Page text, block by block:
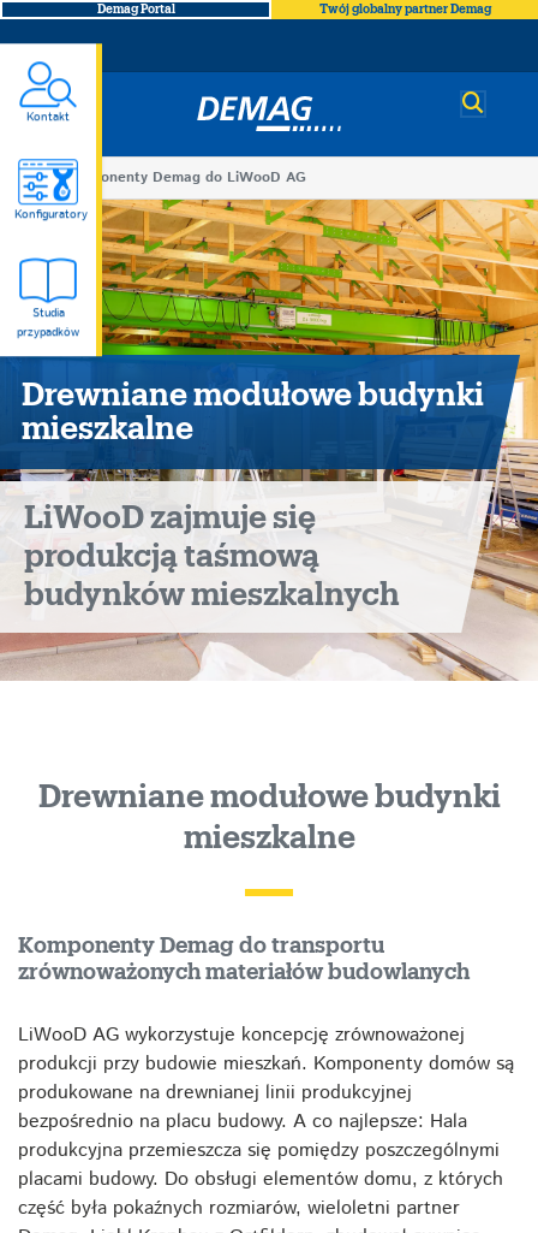
Demag Portal Twój globalny partner Demag
Demag
You
are
here
Komponenty Demag do LiWooD AG
Kontakt
Konfiguratory
Studia
przypadków
Komponenty
Demag
do
LiWooD
AG
Drewniane modułowe budynki
mieszkalne
LiWooD zajmuje się
produkcją taśmową
budynków mieszkalnych
Drewniane modułowe budynki
mieszkalne
Komponenty Demag do transportu
zrównoważonych materiałów budowlanych
LiWooD AG wykorzystuje koncepcję zrównoważonej
produkcji przy budowie mieszkań. Komponenty domów są
produkowane na drewnianej linii produkcyjnej
bezpośrednio na placu budowy. A co najlepsze: Hala
produkcyjna przemieszcza się pomiędzy poszczególnymi
placami budowy. Do obsługi elementów domu, z których
część była pokaźnych rozmiarów, wieloletni partner